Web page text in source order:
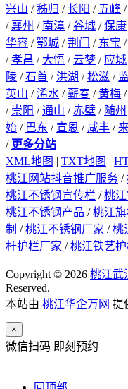
兴山 /秭归 /长阳 / 五峰 /
/襄州 / 南漳 /谷城 /保康
华容 /鄂城 /荆门 / 东宝 /
/孝昌 / 大悟 /云梦 / 应城
陵 /石首 / 洪湖 /松滋 /
英山 /浠水 /蕲春 /黄梅 /
/ 崇阳 /通山 /赤壁 / 随州
始 / 巴东 / 宣恩 / 咸丰 /
/ 更多分站
XML地图 | TXT地图 |
桃江网站抖音推广服务 /
桃江不锈钢宣传栏 /桃
桃江不锈钢产品 /桃江
制 /桃江不锈钢厂家 /桃
杆护栏厂家 /桃江铁艺护
Copyright © 2026 桃江武
Reserved.
本站由 桃江华企万网 提
×
微信扫码 即刻预约